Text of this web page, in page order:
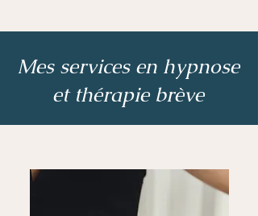
Mes services en hypnose
et thérapie brève